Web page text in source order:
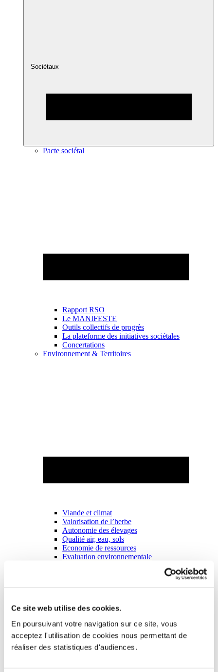
Ce site web utilise des cookies.
En poursuivant votre navigation sur ce site, vous
acceptez l'utilisation de cookies nous permettant de
réaliser des statistiques d'audiences.
Sociétaux
Pacte sociétal
Rapport RSO
Le MANIFESTE
Outils collectifs de progrès
La plateforme des initiatives sociétales
Concertations
Environnement & Territoires
Viande et climat
Valorisation de l’herbe
Autonomie des élevages
Qualité air, eau, sols
Economie de ressources
Evaluation environnementale